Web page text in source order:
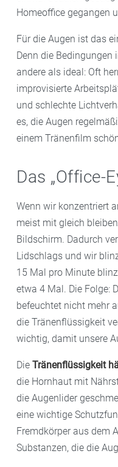
Homeoffice gegangen
Für die Augen ist das
Denn die
andere als ideal: Oft
improvisierte
und schlechte
es, die Augen
einem Tränenfilm
Das „Office-
Wenn wir konzentriert
meist mit gleich
Bildschirm. Dadurch
Lidschlags und wir
15 Mal pro Minute
etwa 4 Mal. Die Folge:
befeuchtet nicht mehr
die Tränenflüssigkeit
wichtig, damit unsere
Die Tränenflüssigkeit
die Hornhaut mit
die Augenlider
eine wichtige
Fremdkörper aus dem
Substanzen, die die